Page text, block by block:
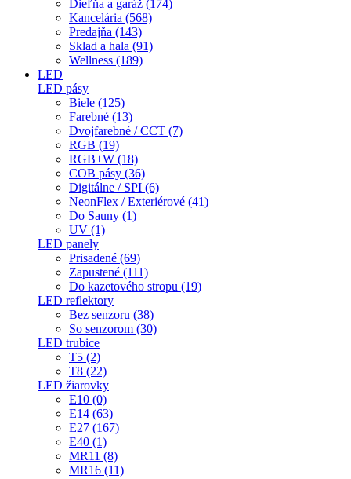
Dieľňa a garáž (174)
Kancelária (568)
Predajňa (143)
Sklad a hala (91)
Wellness (189)
LED
LED pásy
Biele (125)
Farebné (13)
Dvojfarebné / CCT (7)
RGB (19)
RGB+W (18)
COB pásy (36)
Digitálne / SPI (6)
NeonFlex / Exteriérové (41)
Do Sauny (1)
UV (1)
LED panely
Prisadené (69)
Zapustené (111)
Do kazetového stropu (19)
LED reflektory
Bez senzoru (38)
So senzorom (30)
LED trubice
T5 (2)
T8 (22)
LED žiarovky
E10 (0)
E14 (63)
E27 (167)
E40 (1)
MR11 (8)
MR16 (11)